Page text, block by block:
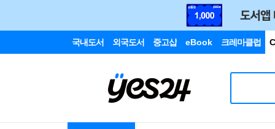
국내도서 외국도서 중고샵 eBook 크레마클럽